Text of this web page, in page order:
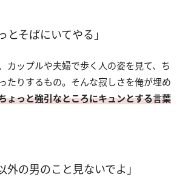
とそばにいてやる」
カップルや夫婦で歩く人の姿を見て、ち
たりするもの。そんな寂しさを俺が埋め
ょっと強引なところにキュンとする言葉
外の男のこと見ないでよ」